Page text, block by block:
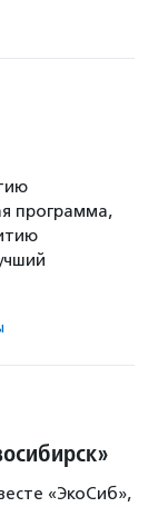
программа,
«ЭкоСиб»,